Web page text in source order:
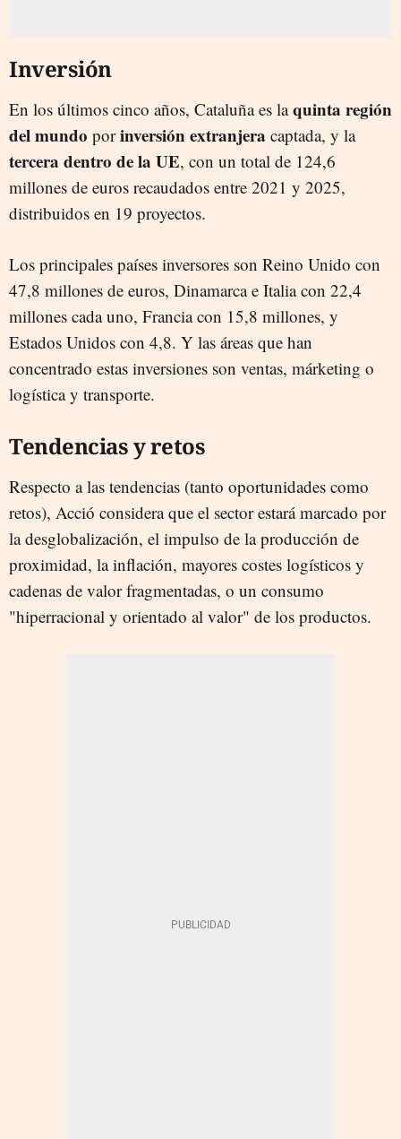
Inversión
En los últimos cinco años, Cataluña es laquinta región
del mundo porinversión extranjera captada, y la
tercera dentro de la UE, con un total de 124,6
millones de euros recaudados entre 2021 y 2025,
distribuidos en 19 proyectos.
Los principales países inversores son Reino Unido con
47,8 millones de euros, Dinamarca e Italia con 22,4
millones cada uno, Francia con 15,8 millones, y
Estados Unidos con 4,8. Y las áreas que han
concentrado estas inversiones son ventas, márketing o
logística y transporte.
Tendencias y retos
Respecto a las tendencias (tanto oportunidades como
retos), Acció considera que el sector estará marcado por
la desglobalización, el impulso de la producción de
proximidad, la inflación, mayores costes logísticos y
cadenas de valor fragmentadas, o un consumo
"hiperracional y orientado al valor" de los productos.